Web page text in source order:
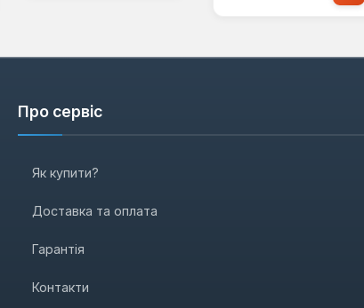
Про сервіс
Як купити?
Доставка та оплата
Гарантія
Контакти